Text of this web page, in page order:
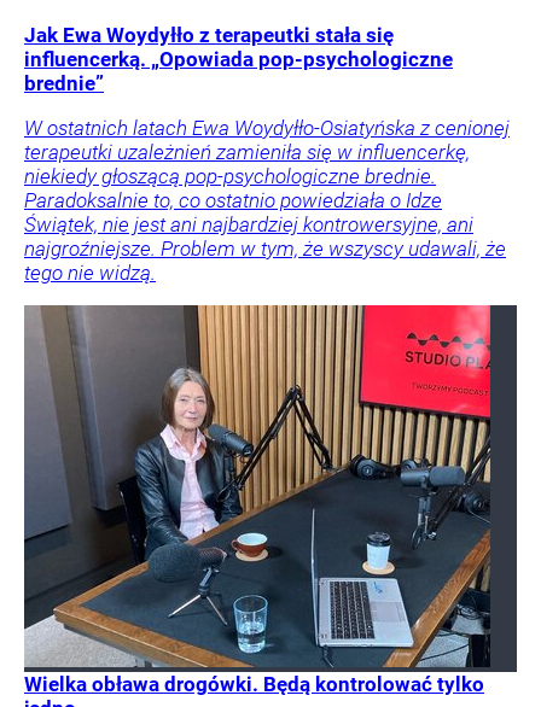
Jak Ewa Woydyłło z terapeutki stała się
influencerką. „Opowiada pop-psychologiczne
brednie”
W ostatnich latach Ewa Woydyłło-Osiatyńska z cenionej
terapeutki uzależnień zamieniła się w influencerkę,
niekiedy głoszącą pop-psychologiczne brednie.
Paradoksalnie to, co ostatnio powiedziała o Idze
Świątek, nie jest ani najbardziej kontrowersyjne, ani
najgroźniejsze. Problem w tym, że wszyscy udawali, że
tego nie widzą.
Wielka obława drogówki. Będą kontrolować tylko